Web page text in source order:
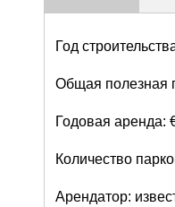
Год
Общая полезная
Годовая аренда:
Количество
Арендатор: